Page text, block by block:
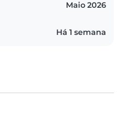
Maio 2026
Há 1 semana